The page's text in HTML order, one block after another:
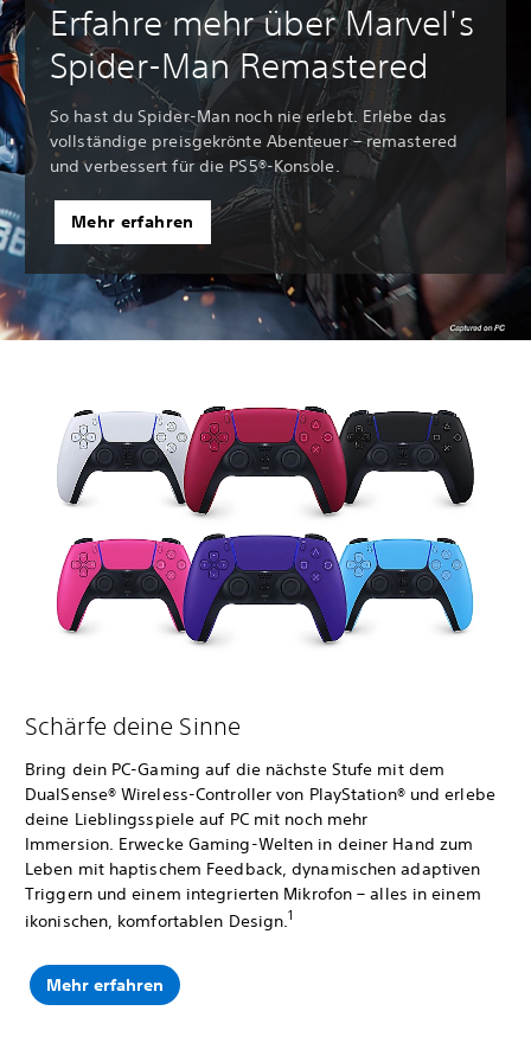
Erfahre mehr über Marvel's
Spider-Man Remastered
So hast du Spider-Man noch nie erlebt. Erlebe das
vollständige preisgekrönte Abenteuer – remastered
und verbessert für die PS5®-Konsole.
Mehr erfahren
Schärfe deine Sinne
Bring dein PC-Gaming auf die nächste Stufe mit dem
DualSense® Wireless-Controller von PlayStation® und erlebe
deine Lieblingsspiele auf PC mit noch mehr
Immersion. Erwecke Gaming-Welten in deiner Hand zum
Leben mit haptischem Feedback, dynamischen adaptiven
Triggern und einem integrierten Mikrofon – alles in einem
ikonischen, komfortablen Design.1
Mehr erfahren